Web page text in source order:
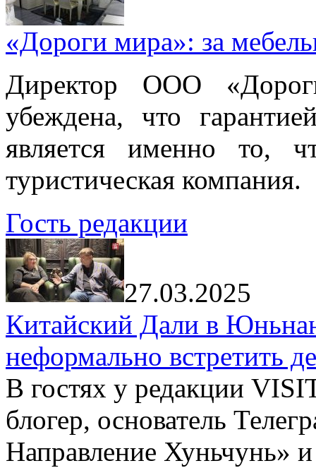
«Дороги мира»: за
Директор ООО
убеждена, что
является именно то,
туристическая компания.
Гость редакции
27.03.2025
Китайский Дали в
неформально встретить
В гостях у редакции
блогер, основатель
Направление Хуньчунь»